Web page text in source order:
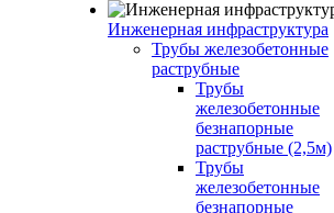
Инженерная инфраструктура
Трубы железобетонные
раструбные
Трубы
железобетонные
безнапорные
раструбные (2,5м)
Трубы
железобетонные
безнапорные